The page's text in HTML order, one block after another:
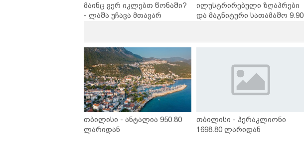
მაინც ვერ იკლებთ წონაში?
- ლაშა უჩავა მთავარ
ილუსტრირებული ზღაპრები
და მაგნიტური სათამაშო 9.90
სერია დაიწყო
თბილისი - ანტალია 950.80
ლარიდან
თბილისი - ჰერაკლიონი
1698.80 ლარიდან